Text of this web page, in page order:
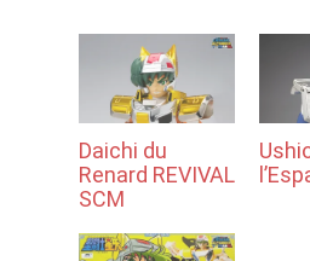
Daichi du
Renard REVIVAL
SCM